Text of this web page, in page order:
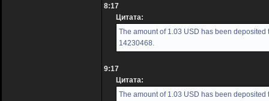
8:17
Цитата:
The amount of 1.03 USD has been deposited
14230468.
9:17
Цитата:
The amount of 1.03 USD has been deposited